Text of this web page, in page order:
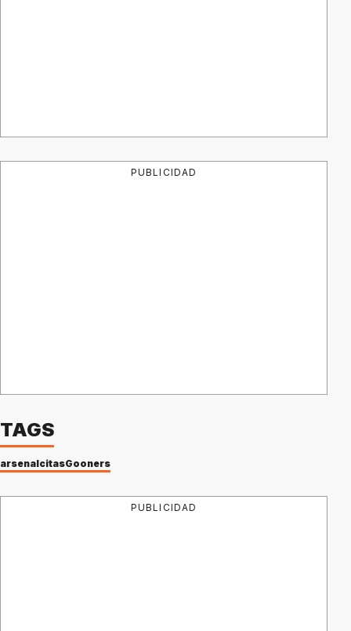
PUBLICIDAD
TAGS
arsenalcitasGooners
PUBLICIDAD